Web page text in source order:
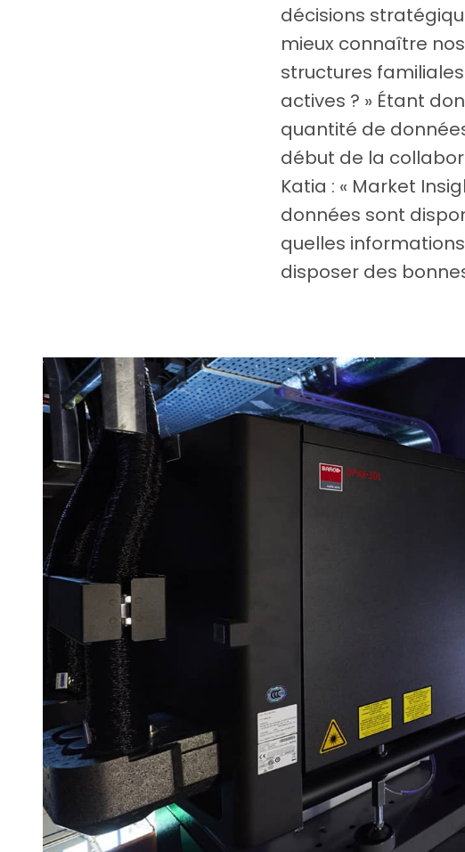
décisions
mieux connaître
structures
actives ? » Étant
quantité de
début de la
Katia : « Market
données sont
quelles
disposer des